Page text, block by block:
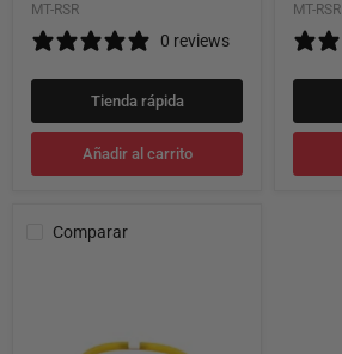
MT-RSR
0 reviews
Tienda rápida
Añadir al carrito
MT-RSR
Comparar
universal